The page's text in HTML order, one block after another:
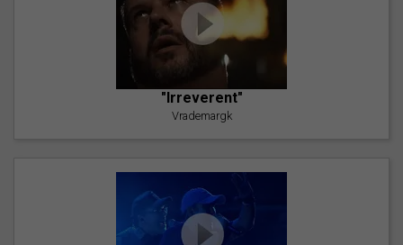
"Irreverent"
Vrademargk